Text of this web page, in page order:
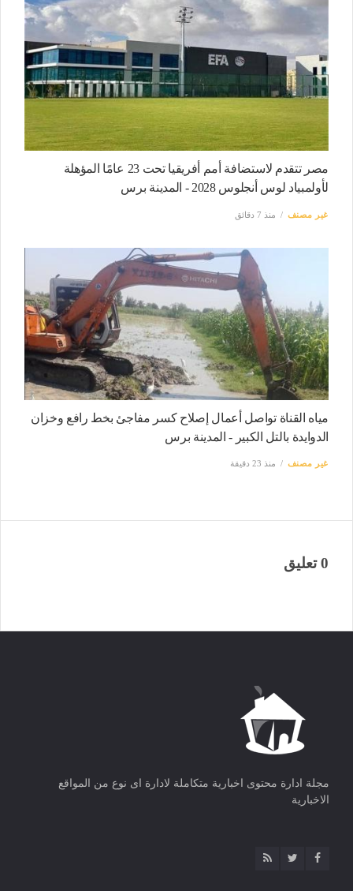
مصر تتقدم لاستضافة أمم أفريقيا تحت 23 عامًا المؤهلة
لأولمبياد لوس أنجلوس 2028 - المدينة برس
غير مصنف منذ 7 دقائق
مياه القناة تواصل أعمال إصلاح كسر مفاجئ بخط رافع وخزان
الدوايدة بالتل الكبير - المدينة برس
غير مصنف منذ 23 دقيقة
0 تعليق
مجلة ادارة محتوى اخبارية متكاملة لادارة اى نوع من المواقع
الاخبارية